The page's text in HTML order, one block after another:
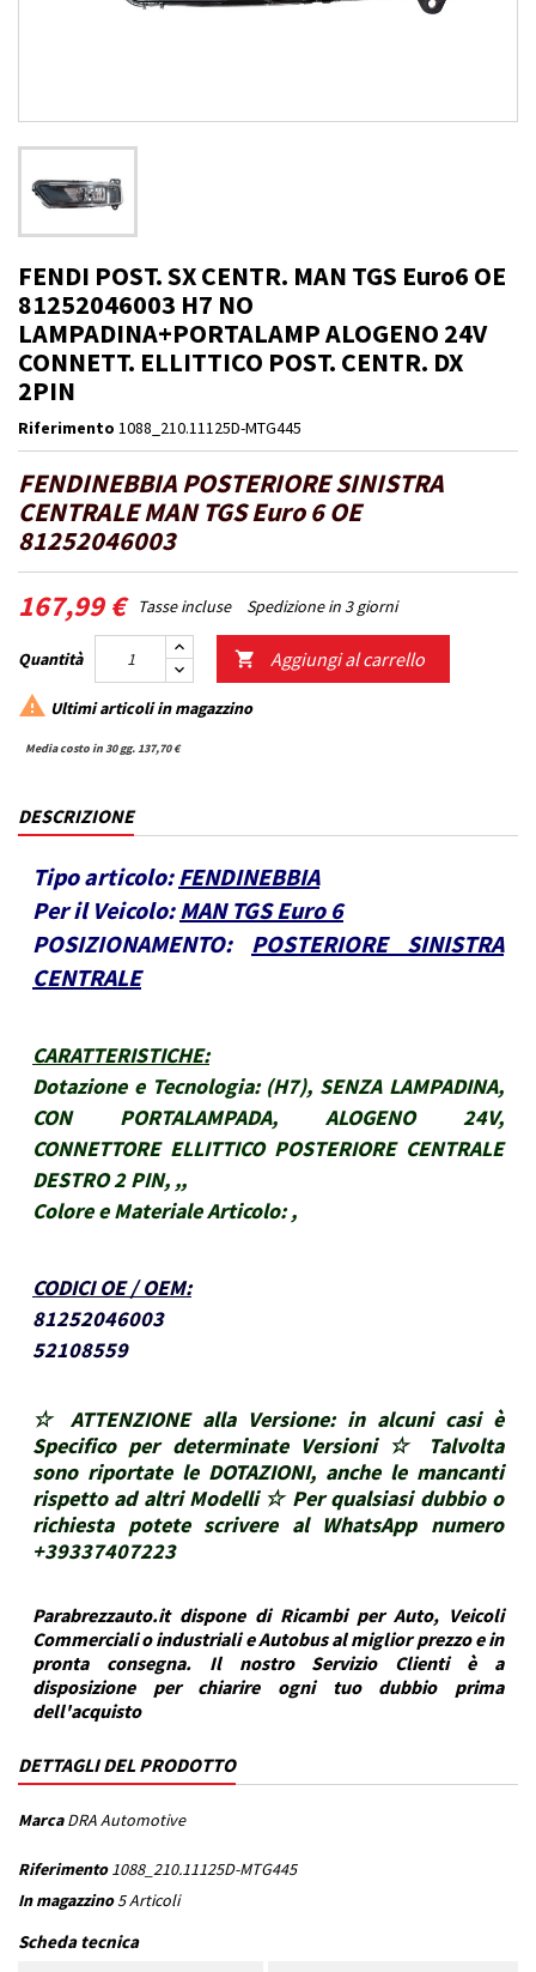
FENDI POST. SX CENTR. MAN TGS Euro6 OE
81252046003 H7 NO
LAMPADINA+PORTALAMP ALOGENO 24V
CONNETT. ELLITTICO POST. CENTR. DX
2PIN
Riferimento 1088_210.11125D-MTG445
FENDINEBBIA POSTERIORE SINISTRA
CENTRALE MAN TGS Euro 6 OE
81252046003
167,99 € Tasse incluse Spedizione in 3 giorni
Quantità  Aggiungi al carrello
 Ultimi articoli in magazzino
Media costo in 30 gg. 137,70 €
DESCRIZIONE
Tipo articolo: FENDINEBBIA
Per il Veicolo: MAN TGS Euro 6
POSIZIONAMENTO:
POSTERIORE SINISTRA
CENTRALE
CARATTERISTICHE:
Dotazione e Tecnologia: (H7), SENZA LAMPADINA,
CON PORTALAMPADA, ALOGENO 24V,
CONNETTORE ELLITTICO POSTERIORE CENTRALE
DESTRO 2 PIN, ,,
Colore e Materiale Articolo: ,
CODICI OE / OEM:
81252046003
52108559
☆ ATTENZIONE alla Versione: in alcuni casi è
Specifico per determinate Versioni ☆ Talvolta
sono riportate le DOTAZIONI, anche le mancanti
rispetto ad altri Modelli ☆ Per qualsiasi dubbio o
richiesta potete scrivere al WhatsApp numero
+39337407223
Parabrezzauto.it dispone di Ricambi per Auto, Veicoli
Commerciali o industriali e Autobus al miglior prezzo e in
pronta consegna. Il nostro Servizio Clienti è a
disposizione per chiarire ogni tuo dubbio prima
dell'acquisto
DETTAGLI DEL PRODOTTO
Marca DRA Automotive
Riferimento 1088_210.11125D-MTG445
In magazzino5 Articoli
Scheda tecnica